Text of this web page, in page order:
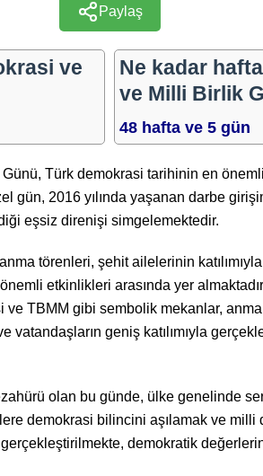
Paylaş
ve
Ne kadar
ve Milli Birlik
48 hafta ve 5 gün
Türk demokrasi tarihinin en
gün, 2016 yılında yaşanan darbe
eşsiz direnişi simgelemektedir.
törenleri, şehit ailelerinin
etkinlikleri arasında yer
ve TBMM gibi sembolik mekanlar,
vatandaşların geniş katılımıyla
olan bu günde, ülke genelinde
demokrasi bilincini aşılamak ve milli
demokratik